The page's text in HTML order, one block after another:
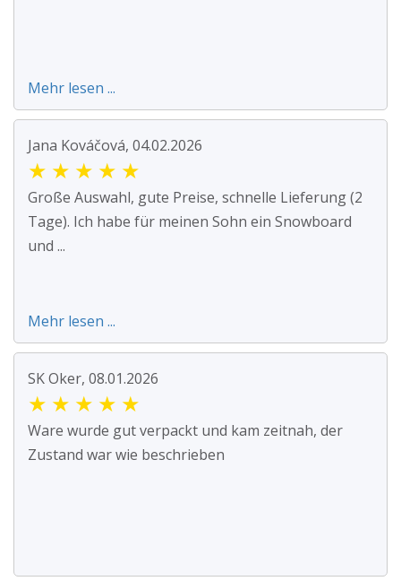
Mehr lesen ...
Jana Kováčová, 04.02.2026
★ ★ ★ ★ ★
Große Auswahl, gute Preise, schnelle Lieferung (2
Tage). Ich habe für meinen Sohn ein Snowboard
und ...
Mehr lesen ...
SK Oker, 08.01.2026
★ ★ ★ ★ ★
Ware wurde gut verpackt und kam zeitnah, der
Zustand war wie beschrieben